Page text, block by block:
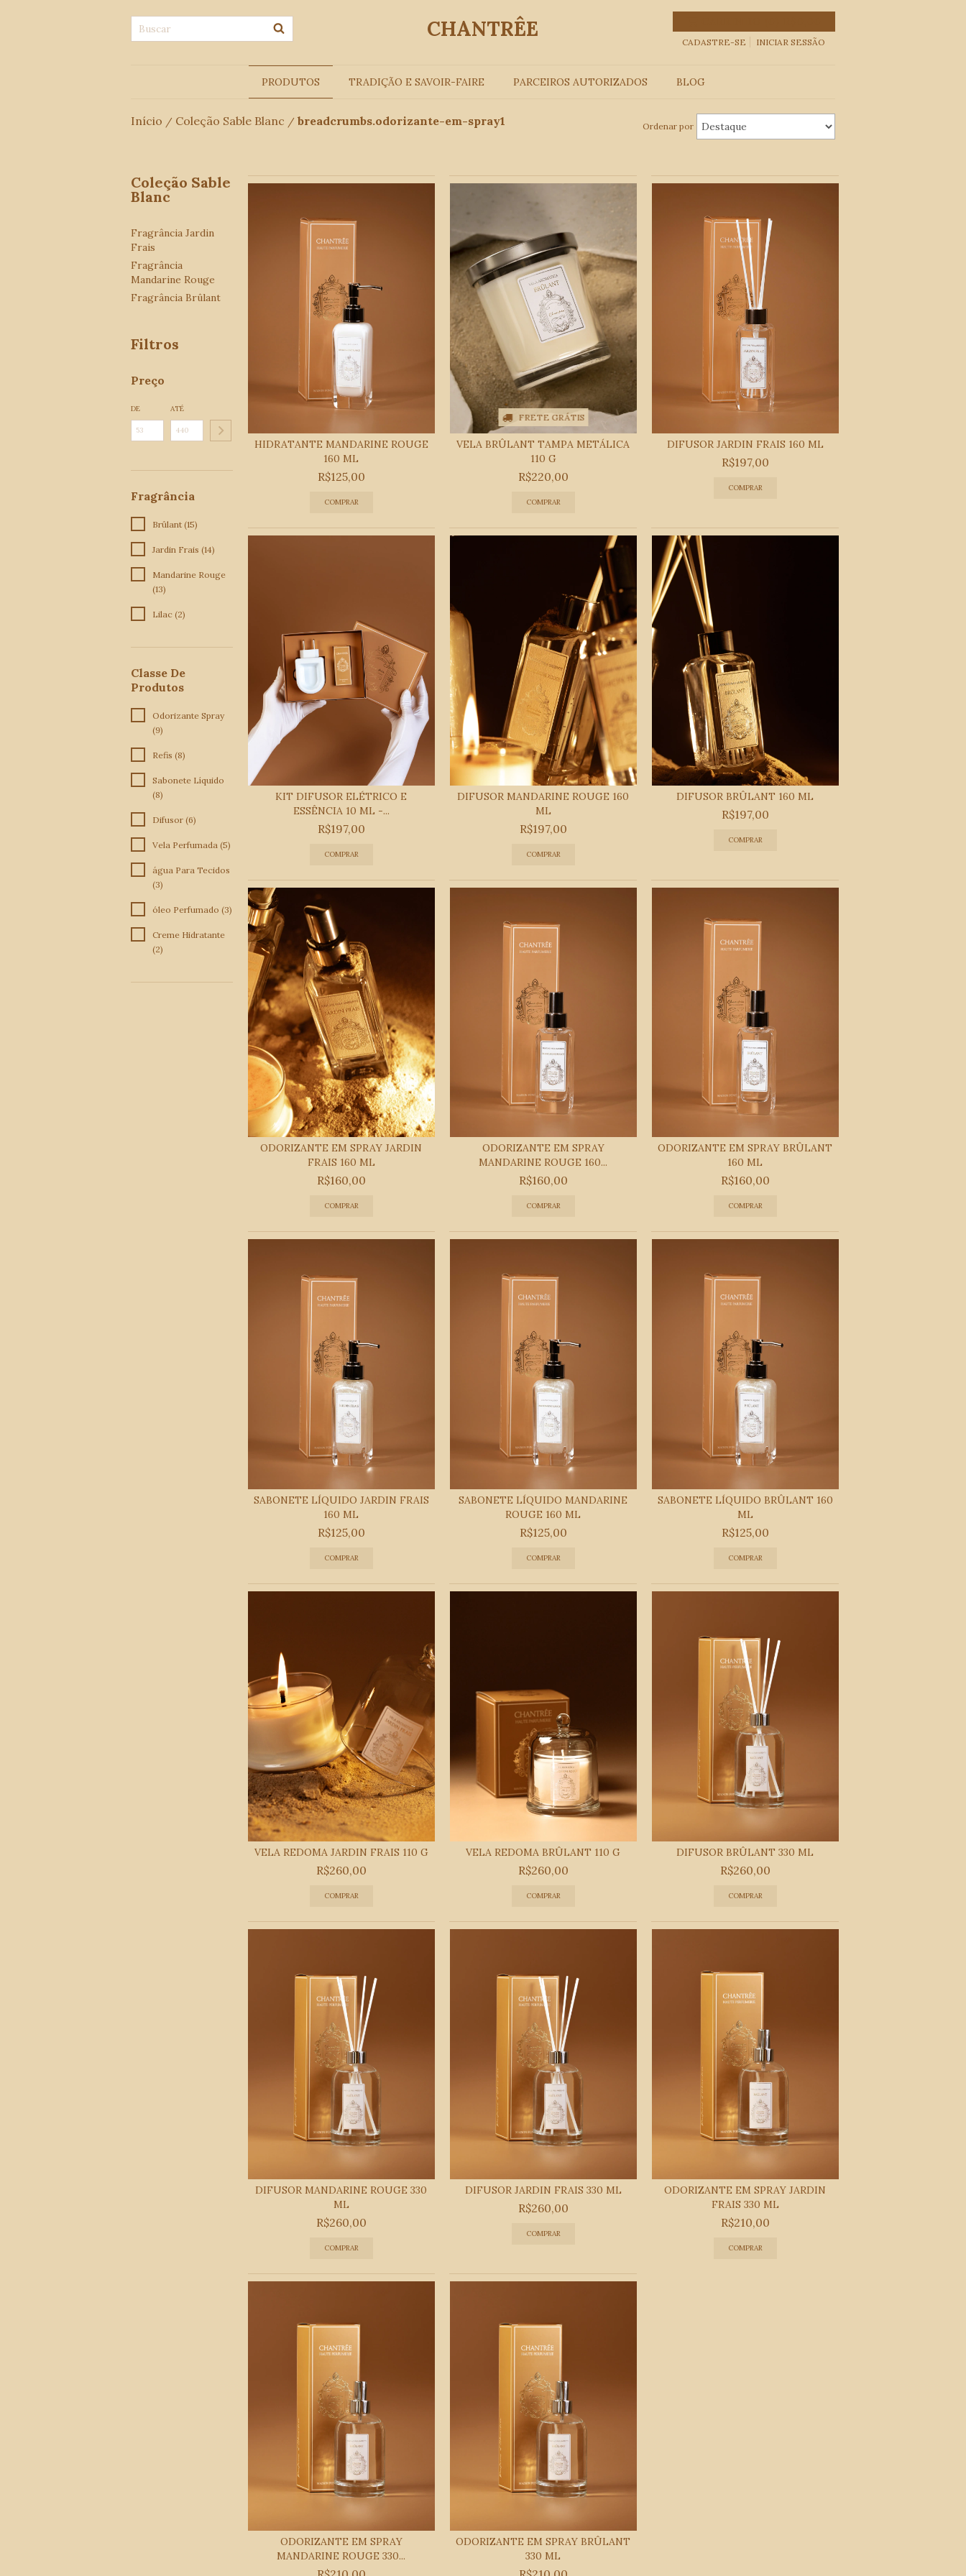
CHANTRÊE
CADASTRE-SE INICIAR SESSÃO
PRODUTOS TRADIÇÃO E SAVOIR-FAIRE PARCEIROS AUTORIZADOS BLOG
Início / Coleção Sable Blanc / breadcrumbs.odorizante-em-spray1 Ordenar por
Coleção Sable
Blanc
Fragrância Jardin
Frais
Fragrância
Mandarine Rouge
Fragrância Brûlant
Filtros
Preço
DE ATÉ
Fragrância
Brûlant (15)
Jardin Frais (14)
Mandarine Rouge
(13)
Lilac (2)
Classe De
Produtos
Odorizante Spray
(9)
Refis (8)
Sabonete Líquido
(8)
Difusor (6)
Vela Perfumada (5)
água Para Tecidos
(3)
óleo Perfumado (3)
Creme Hidratante
(2)
HIDRATANTE MANDARINE ROUGE
160 ML
R$125,00
FRETE GRÁTIS
VELA BRÛLANT TAMPA METÁLICA
110 G
R$220,00
DIFUSOR JARDIN FRAIS 160 ML
R$197,00
KIT DIFUSOR ELÉTRICO E
ESSÊNCIA 10 ML -...
R$197,00
COMPRAR
DIFUSOR MANDARINE ROUGE 160
ML
R$197,00
DIFUSOR BRÛLANT 160 ML
R$197,00
ODORIZANTE EM SPRAY JARDIN
FRAIS 160 ML
R$160,00
ODORIZANTE EM SPRAY
MANDARINE ROUGE 160...
R$160,00
ODORIZANTE EM SPRAY BRÛLANT
160 ML
R$160,00
SABONETE LÍQUIDO JARDIN FRAIS
160 ML
R$125,00
SABONETE LÍQUIDO MANDARINE
ROUGE 160 ML
R$125,00
SABONETE LÍQUIDO BRÛLANT 160
ML
R$125,00
VELA REDOMA JARDIN FRAIS 110 G
R$260,00
VELA REDOMA BRÛLANT 110 G
R$260,00
DIFUSOR BRÛLANT 330 ML
R$260,00
DIFUSOR MANDARINE ROUGE 330
ML
R$260,00
DIFUSOR JARDIN FRAIS 330 ML
R$260,00
ODORIZANTE EM SPRAY JARDIN
FRAIS 330 ML
R$210,00
ODORIZANTE EM SPRAY
MANDARINE ROUGE 330...
ODORIZANTE EM SPRAY BRÛLANT
330 ML